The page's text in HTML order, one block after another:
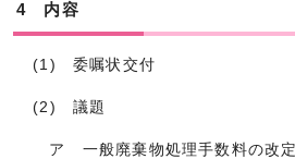
4 内容
(1) 委嘱状交付
(2) 議題
ア 一般廃棄物処理手数料の改定